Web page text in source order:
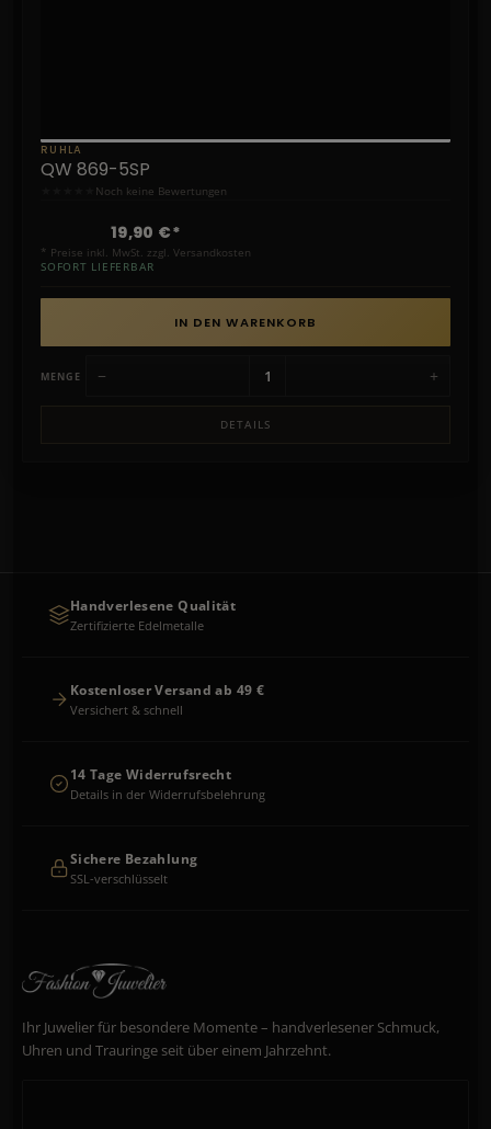
RUHLA
QW 869-5SP
Noch keine Bewertungen
19,90 €*
* Preise inkl. MwSt. zzgl. Versandkosten
SOFORT LIEFERBAR
MENGE − +
IN DEN WARENKORB
DETAILS
Handverlesene Qualität
Zertifizierte Edelmetalle
Kostenloser Versand ab 49 €
Versichert & schnell
14 Tage Widerrufsrecht
Details in der Widerrufsbelehrung
Sichere Bezahlung
SSL-verschlüsselt
Ihr Juwelier für besondere Momente – handverlesener Schmuck,
Uhren und Trauringe seit über einem Jahrzehnt.